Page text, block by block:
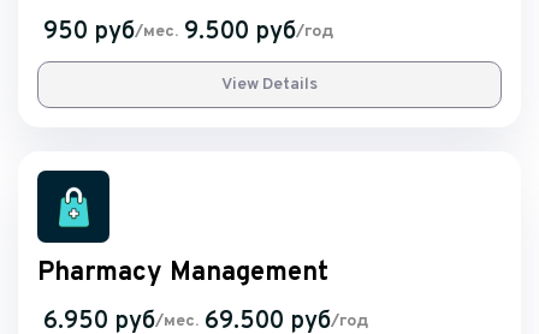
950 руб/мес. 9.500 руб/год
View Details
Pharmacy Management
6.950 руб/мес. 69.500 руб/год